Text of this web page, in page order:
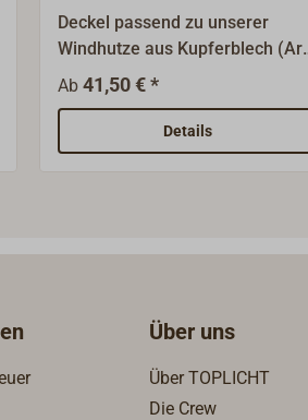
Deckel passend zu unserer
Windhutze aus Kupferblech
Nr.1847-...).Zum Abdecken des
Flansches, wenn man die Hutze
Ab 41,50 € *
Details
Über uns
Über TOPLICHT
Die Crew